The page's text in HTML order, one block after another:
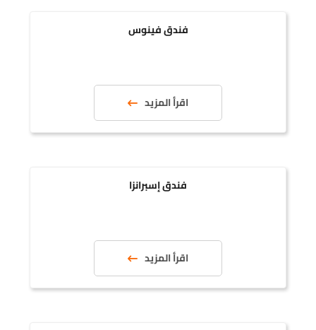
فندق فينوس
اقرأ المزيد
فندق إسبرانزا
اقرأ المزيد